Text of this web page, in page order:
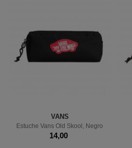
VANS
Estuche Vans Old Skool, Negro
14,00